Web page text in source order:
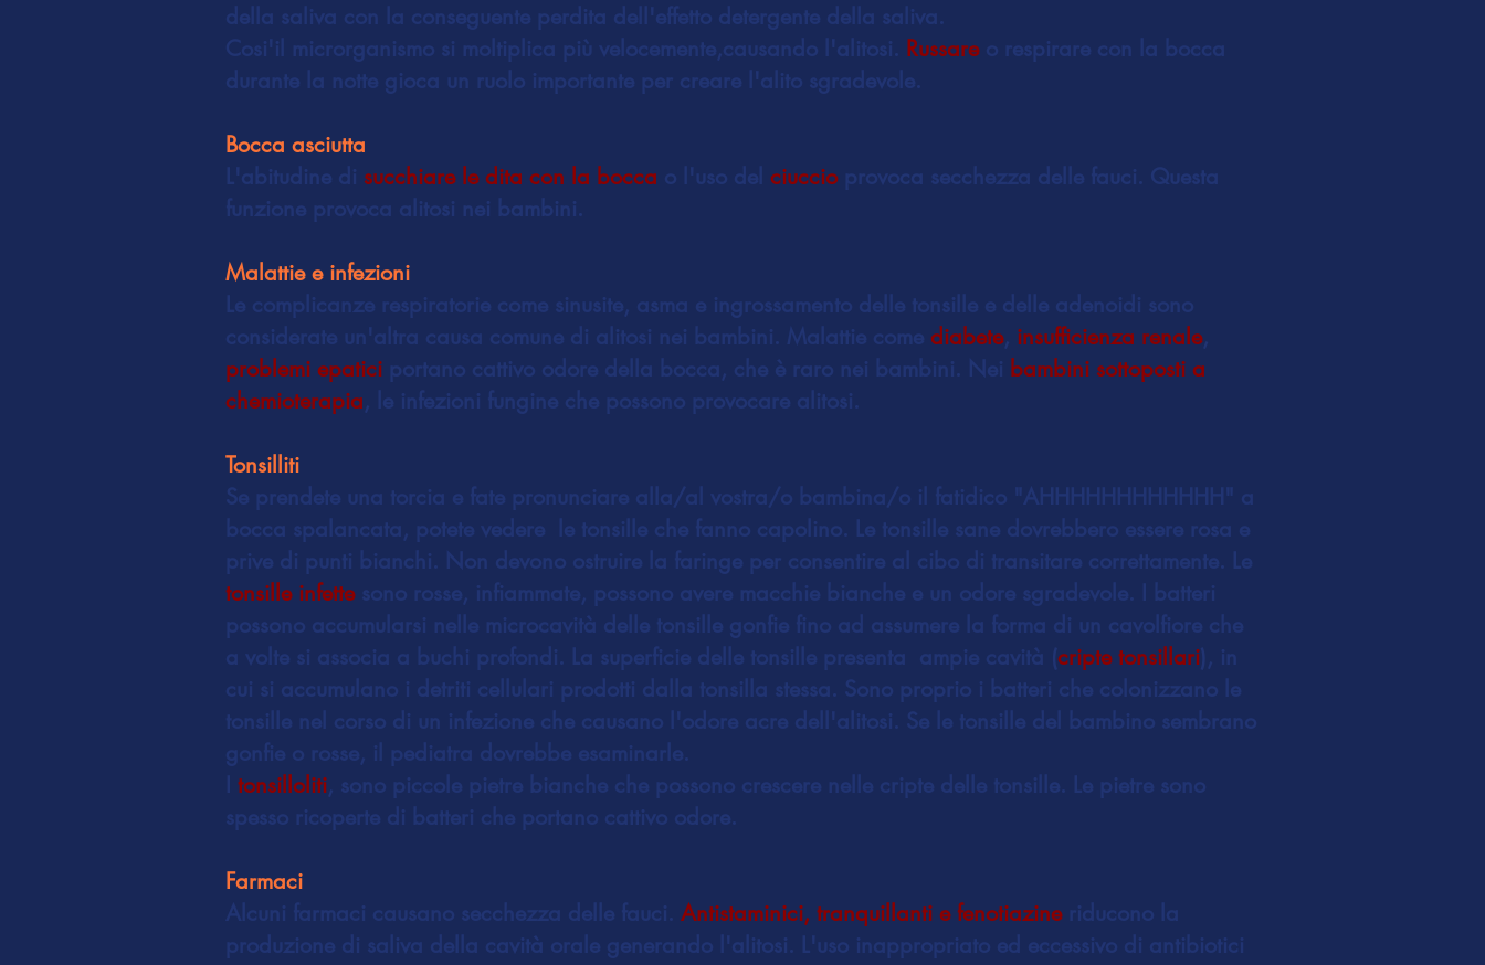
della saliva con la conseguente perdita dell'effetto detergente della saliva.
Cosi'il microrganismo si moltiplica più velocemente,causando l'alitosi. Russareo respirare con la bocca
durante la notte gioca un ruolo importante per creare l'alito sgradevole.
Bocca asciutta
L'abitudine di succhiare le dita con la bocca o l'uso del ciuccioprovoca secchezza delle fauci. Questa
funzione provoca alitosi nei bambini.
Malattie e infezioni
Le complicanze respiratorie come sinusite, asma e ingrossamento delle tonsille e delle adenoidi sono
considerate un'altra causa comune di alitosi nei bambini. Malattie come diabete, insufficienza renale,
problemi epatici portano cattivo odore della bocca, che è raro nei bambini. Nei bambini sottoposti a
chemioterapia, le infezioni fungine che possono provocare alitosi.
Tonsilliti
Se prendete una torcia e fate pronunciare alla/al vostra/o bambina/o il fatidico "AHHHHHHHHHHHH" a
bocca spalancata, potete vedere le tonsille che fanno capolino. Le tonsille sane dovrebbero essere rosa e
prive di punti bianchi. Non devono ostruire la faringe per consentire al cibo di transitare correttamente. Le
tonsille infettesono rosse, infiammate, possono avere macchie bianche e un odore sgradevole. I batteri
possono accumularsi nelle microcavità delle tonsille gonfie fino ad assumere la forma di un cavolfiore che
a volte si associa a buchi profondi. La superficie delle tonsille presenta ampie cavità (cripte tonsillari), in
cui si accumulano i detriti cellulari prodotti dalla tonsilla stessa. Sono proprio i batteri che colonizzano le
tonsille nel corso di un infezione che causano l'odore acre dell'alitosi. Se le tonsille del bambino sembrano
gonfie o rosse, il pediatra dovrebbe esaminarle.
I tonsilloliti, sono piccole pietre bianche che possono crescere nelle cripte delle tonsille. Le pietre sono
spesso ricoperte di batteri che portano cattivo odore.
Farmaci
Alcuni farmaci causano secchezza delle fauci. Antistaminici, tranquillanti e fenotiazineriducono la
produzione di saliva della cavità orale generando l'alitosi. L'uso inappropriato ed eccessivo di antibiotici